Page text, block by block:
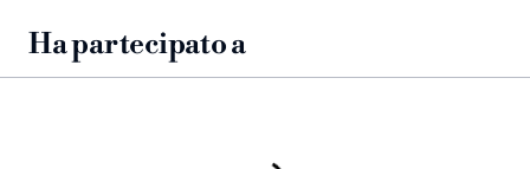
Ha partecipato a